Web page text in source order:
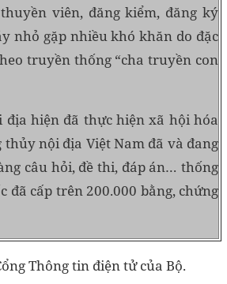
viên, đăng kiểm, đăng ký
nhỏ gặp nhiều khó khăn do đặc
truyền thống “cha truyền con
địa hiện đã thực hiện xã hội hóa
thủy nội địa Việt Nam đã và đang
câu hỏi, đề thi, đáp án… thống
đã cấp trên 200.000 bằng, chứng
Thông tin điện tử của Bộ.